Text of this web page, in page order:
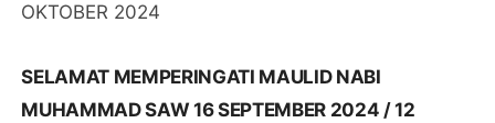
OKTOBER 2024
SELAMAT MEMPERINGATI MAULID NABI
MUHAMMAD SAW 16 SEPTEMBER 2024 / 12